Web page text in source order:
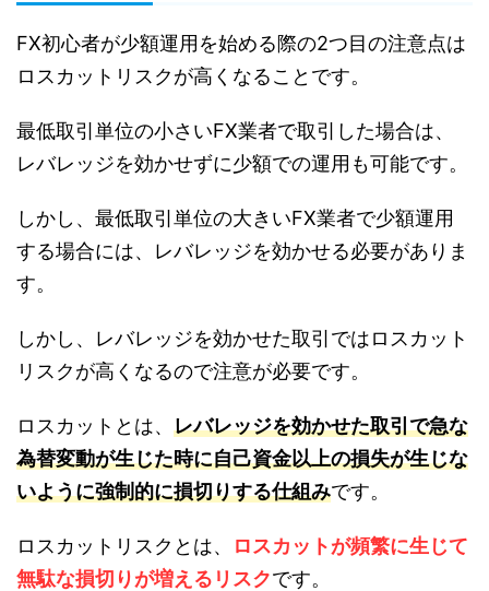
FX初心者が少額運用を始める際の2つ目の注意点は
ロスカットリスクが高くなることです。
最低取引単位の小さいFX業者で取引した場合は、
レバレッジを効かせずに少額での運用も可能です。
しかし、最低取引単位の大きいFX業者で少額運用
する場合には、レバレッジを効かせる必要がありま
す。
しかし、レバレッジを効かせた取引ではロスカット
リスクが高くなるので注意が必要です。
ロスカットとは、 レバレッジを効かせた取引で急な
為替変動が生じた時に自己資金以上の損失が生じな
いように強制的に損切りする仕組みです。
ロスカットリスクとは、
ロスカットが頻繁に生じて
無駄な損切りが増えるリスクです。